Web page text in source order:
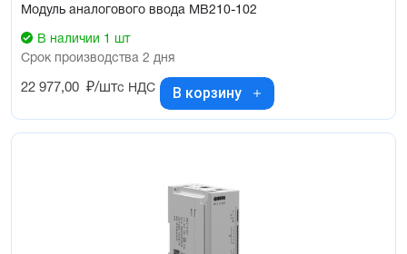
Модуль аналогового ввода МВ210-102
В наличии 1 шт
Срок производства 2 дня
22 977,00 ₽/штс НДС В корзину